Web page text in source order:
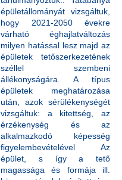
épületállományát vizsgáltuk,
hogy 2021-2050 évekre
várható éghajlatváltozás
milyen hatással lesz majd az
épületek tetőszerkezetének
széllel szembeni
állékonyságára. A típus
épületek meghatározása
után, azok sérülékenységét
vizsgáltuk: a kitettség, az
érzékenység és az
alkalmazkodó képesség
figyelembevételével Az
épület, s így a tető
magassága és formája ill.